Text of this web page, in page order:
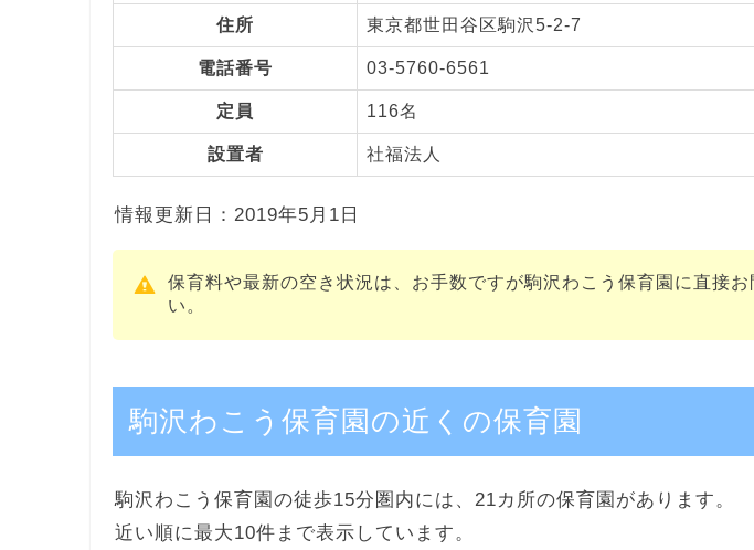
住所 東京都世田谷区駒沢5-2-7
電話番号 03-5760-6561
定員 116名
設置者 社福法人
情報更新日：2019年5月1日
保育料や最新の空き状況は、お手数ですが駒沢わこう保育園に直接お
い。
駒沢わこう保育園の近くの保育園
駒沢わこう保育園の徒歩15分圏内には、21カ所の保育園があります。
近い順に最大10件まで表示しています。